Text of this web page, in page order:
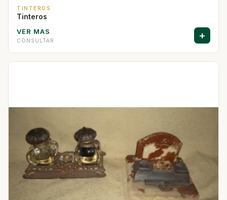
TINTEROS
Tinteros
VER MAS
CONSULTAR +